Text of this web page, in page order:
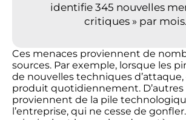
identifie 345 nouvelles
critiques » par mois.
Ces menaces proviennent de
sources. Par exemple, lorsque les
de nouvelles techniques d’attaque,
produit quotidiennement. D’autres
proviennent de la pile
l’entreprise, qui ne cesse de